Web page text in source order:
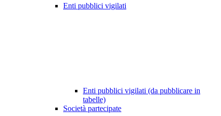
Enti pubblici vigilati
Enti pubblici vigilati (da pubblicare in
tabelle)
Società partecipate